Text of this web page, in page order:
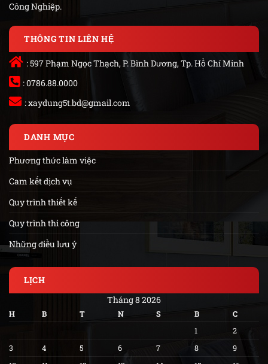
Công Nghiệp.
THÔNG TIN LIÊN HỆ
: 597 Phạm Ngọc Thạch, P. Bình Dương, Tp. Hồ Chí Minh
: 0786.88.0000
:xaydung5t.bd@gmail.com
DANH MỤC
Phương thức làm việc
Cam kết dịch vụ
Quy trình thiết kế
Quy trình thi công
Những điều lưu ý
LỊCH
Tháng 8 2026
H B T N S B
C
1
2
3
4 5 6 7 8
9